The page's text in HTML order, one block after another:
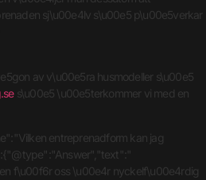
sj\u00e4lv s\u00e5 p\u00e5verkar
av v\u00e5ra husmodeller s\u00e5
s\u00e5 \u00e5terkommer vi med en
entreprenadform kan jag
f\u00f6r oss \u00e4r nyckelf\u00e4rdig